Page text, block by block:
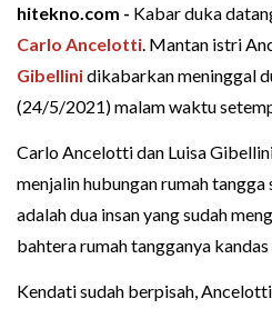
hitekno.com - Kabar duka
Carlo Ancelotti. Mantan istri
Gibellinidikabarkan meninggal
(24/5/2021) malam waktu
Carlo Ancelotti dan Luisa
menjalin hubungan rumah
adalah dua insan yang sudah
bahtera rumah tangganya
Kendati sudah berpisah,